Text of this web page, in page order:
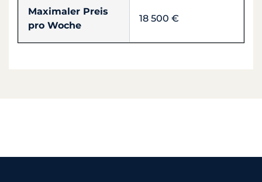
Maximaler Preis
pro Woche
18 500 €